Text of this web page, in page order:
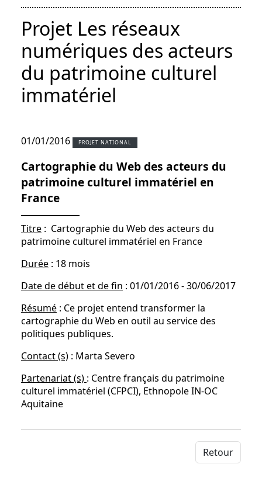
Projet Les réseaux
numériques des acteurs
du patrimoine culturel
immatériel
01/01/2016 PROJET NATIONAL
Cartographie du Web des acteurs du
patrimoine culturel immatériel en
France
Titre : Cartographie du Web des acteurs du
patrimoine culturel immatériel en France
Durée : 18 mois
Date de début et de fin : 01/01/2016 - 30/06/2017
Résumé : Ce projet entend transformer la
cartographie du Web en outil au service des
politiques publiques.
Contact (s) : Marta Severo
Partenariat (s) : Centre français du patrimoine
culturel immatériel (CFPCI), Ethnopole IN-OC
Aquitaine
Retour